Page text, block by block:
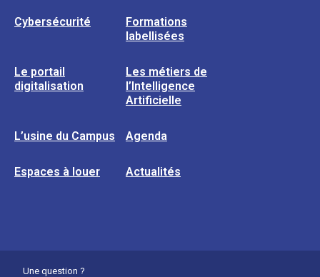
Cybersécurité
Formations
labellisées
Le portail
digitalisation
Les métiers de
l’Intelligence
Artificielle
L’usine du Campus Agenda
Espaces à louer Actualités
Une question ?